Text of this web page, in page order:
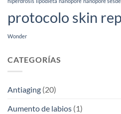
(2026)
protocolo skin
Wonder
CATEGORÍAS
Antiaging (20)
Aumento de labios (1)